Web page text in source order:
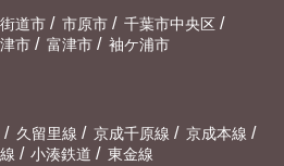
道市 / 市原市 / 千葉市中央区 /
市 / 富津市 / 袖ケ浦市
/ 久留里線 / 京成千原線 / 京成本線 /
/ 小湊鉄道 / 東金線